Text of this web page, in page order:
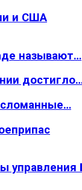
и США
называют…
сломанные…